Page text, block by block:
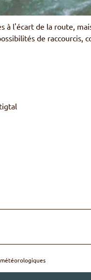
à l'écart de la route,
de raccourcis,